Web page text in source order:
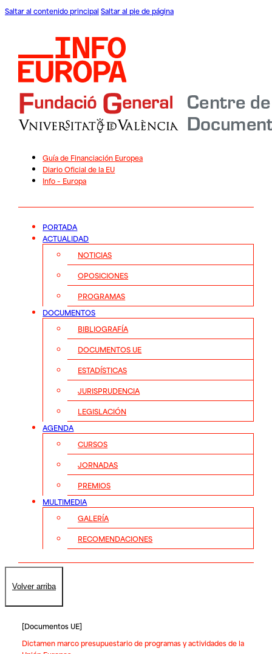
Saltar al contenido principal Saltar al pie de página
Guía de Financiación Europea
Diario Oficial de la EU
Info – Europa
PORTADA
ACTUALIDAD
NOTICIAS
OPOSICIONES
PROGRAMAS
DOCUMENTOS
BIBLIOGRAFÍA
DOCUMENTOS UE
ESTADÍSTICAS
JURISPRUDENCIA
LEGISLACIÓN
AGENDA
CURSOS
JORNADAS
PREMIOS
MULTIMEDIA
GALERÍA
RECOMENDACIONES
Volver arriba
[Documentos UE]
Dictamen marco presupuestario de programas y actividades de la